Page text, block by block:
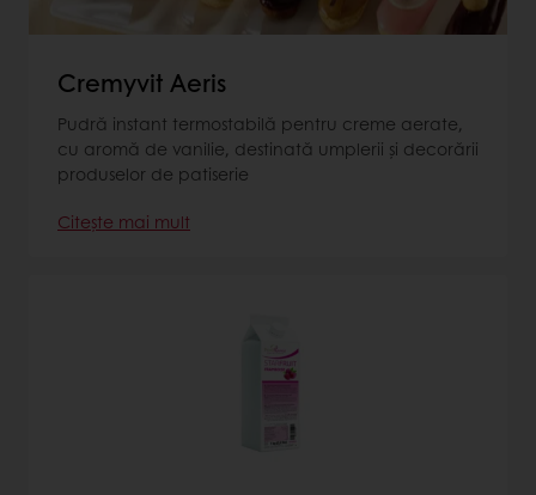
Cremyvit Aeris
Pudră instant termostabilă pentru creme aerate,
cu aromă de vanilie, destinată umplerii și decorării
produselor de patiserie
Citește mai mult